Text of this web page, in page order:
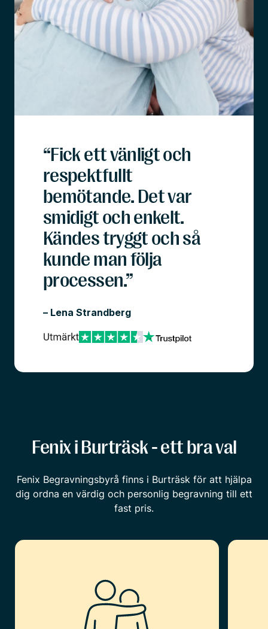
“Fick ett vänligt och
respektfullt
bemötande. Det var
smidigt och enkelt.
Kändes tryggt och så
kunde man följa
processen.”
– Lena Strandberg
Fenix i Burträsk - ett bra val
Fenix Begravningsbyrå finns i Burträsk för att hjälpa
dig ordna en värdig och personlig begravning till ett
fast pris.